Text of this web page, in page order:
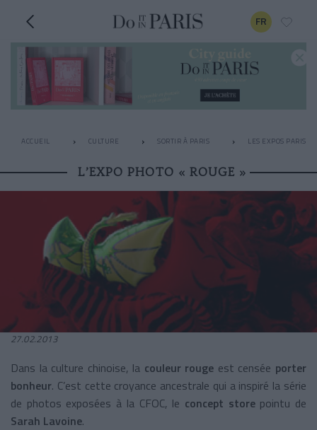
FR
ACCUEIL CULTURE SORTIR À PARIS LES EXPOS
L’EXPO PHOTO « ROUGE »
27.02.2013
Dans la culture chinoise, la couleur rouge est censée porter
bonheur. C’est cette croyance ancestrale qui a inspiré la série
de photos exposées à la CFOC, le concept storepointu de
Sarah Lavoine.